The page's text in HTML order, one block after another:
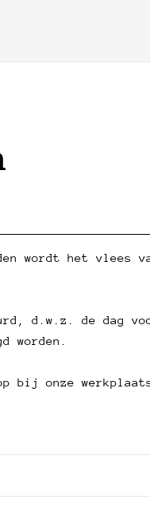
wordt het vlees
d.w.z. de dag
worden.
bij onze